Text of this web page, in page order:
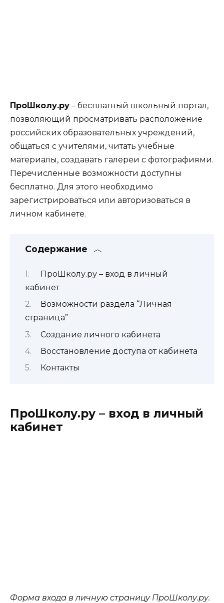
ПроШколу.ру – бесплатный школьный портал,
позволяющий просматривать расположение
российских образовательных учреждений,
общаться с учителями, читать учебные
материалы, создавать галереи с фотографиями.
Перечисленные возможности доступны
бесплатно. Для этого необходимо
зарегистрироваться или авторизоваться в
личном кабинете.
Содержание
ПроШколу.ру – вход в личный
кабинет
Возможности раздела “Личная
страница”
Создание личного кабинета
Восстановление доступа от кабинета
Контакты
ПроШколу.ру – вход в личный
кабинет
Форма входа в личную страницу ПроШколу.ру.